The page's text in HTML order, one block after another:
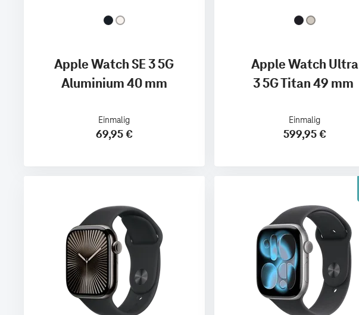
Apple Watch SE 3 5G
Aluminium 40 mm
Einmalig
69,95 €
Apple Watch Ultra
3 5G Titan 49 mm
Einmalig
599,95 €